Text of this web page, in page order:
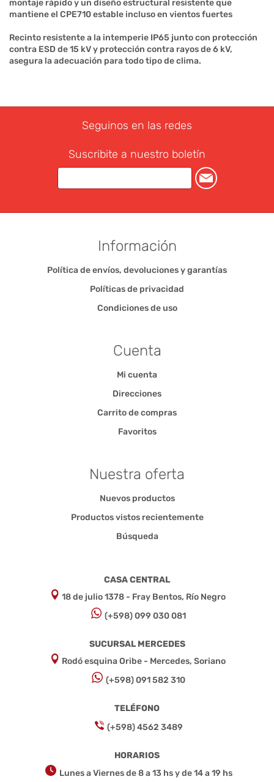
montaje rápido y un diseño estructural resistente que
mantiene el CPE710 estable incluso en vientos fuertes
Recinto resistente a la intemperie IP65 junto con protección
contra ESD de 15 kV y protección contra rayos de 6 kV,
asegura la adecuación para todo tipo de clima.
Seguinos en las redes
Suscribite a nuestro boletín
Información
Política de envíos, devoluciones y garantías
Políticas de privacidad
Condiciones de uso
Cuenta
Mi cuenta
Direcciones
Carrito de compras
Favoritos
Nuestra oferta
Nuevos productos
Productos vistos recientemente
Búsqueda
CASA CENTRAL
18 de julio 1378 - Fray Bentos, Río Negro
(+598) 099 030 081
SUCURSAL MERCEDES
Rodó esquina Oribe - Mercedes, Soriano
(+598) 091 582 310
TELÉFONO
(+598) 4562 3489
HORARIOS
Lunes a Viernes de 8 a 13 hs y de 14 a 19 hs